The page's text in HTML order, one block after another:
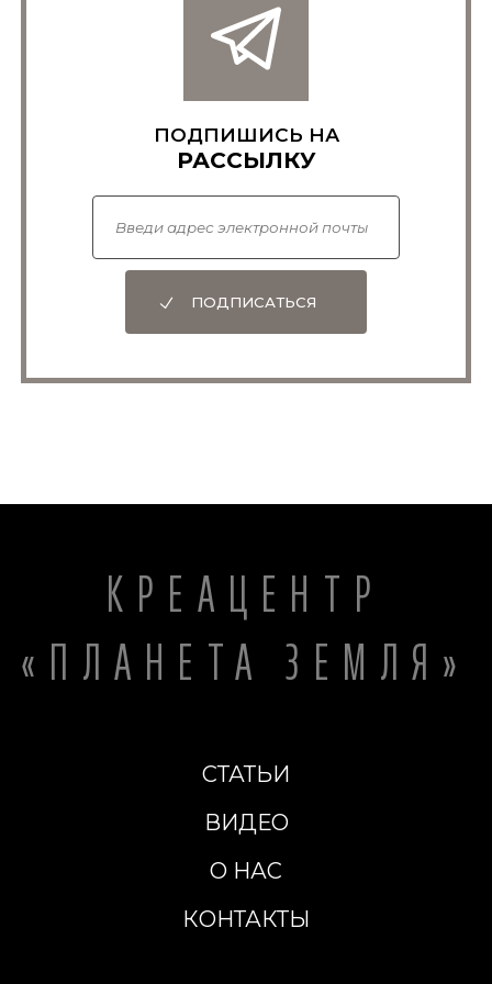
предвзятости. [^19]: Mortimer, “Did
Dromiceiomimus.” [^20]: Hunter, S., “Feathers:
What’s Flight Got To Do - Got To Do with It?”
ПОДПИШИСЬ НА
РАССЫЛКУ
ПОДПИСАТЬСЯ
КРЕАЦЕНТР
«ПЛАНЕТА ЗЕМЛЯ»
СТАТЬИ
ВИДЕО
О НАС
КОНТАКТЫ